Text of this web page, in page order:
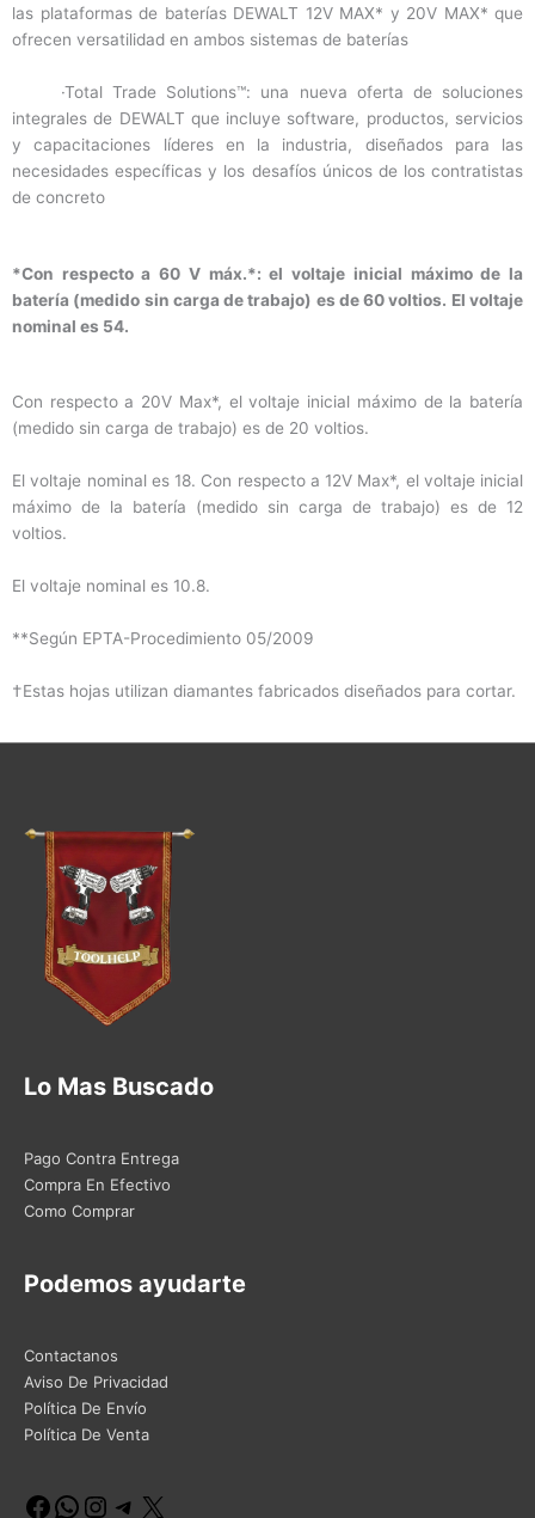
las plataformas de baterías DEWALT 12V MAX* y 20V MAX* que
ofrecen versatilidad en ambos sistemas de baterías
·Total Trade Solutions™: una nueva oferta de soluciones
integrales de DEWALT que incluye software, productos, servicios
y capacitaciones líderes en la industria, diseñados para las
necesidades específicas y los desafíos únicos de los contratistas
de concreto
*Con respecto a 60 V máx.*: el voltaje inicial máximo de la
batería (medido sin carga de trabajo) es de 60 voltios. El voltaje
nominal es 54.
Con respecto a 20V Max*, el voltaje inicial máximo de la batería
(medido sin carga de trabajo) es de 20 voltios.
El voltaje nominal es 18. Con respecto a 12V Max*, el voltaje inicial
máximo de la batería (medido sin carga de trabajo) es de 12
voltios.
El voltaje nominal es 10.8.
**Según EPTA-Procedimiento 05/2009
†Estas hojas utilizan diamantes fabricados diseñados para cortar.
Lo Mas Buscado
Pago Contra Entrega
Compra En Efectivo
Como Comprar
Podemos ayudarte
Contactanos
Aviso De Privacidad
Política De Envío
Política De Venta
Facebook
WhatsApp
Instagram
Telegram